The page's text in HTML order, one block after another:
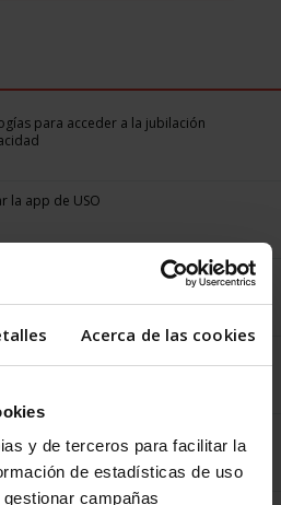
Acerca de las cookies
y de terceros para facilitar la
de estadísticas de uso
campañas
para acceder a la jubilación
la app de USO
sábado, no tienen por qué darte un día